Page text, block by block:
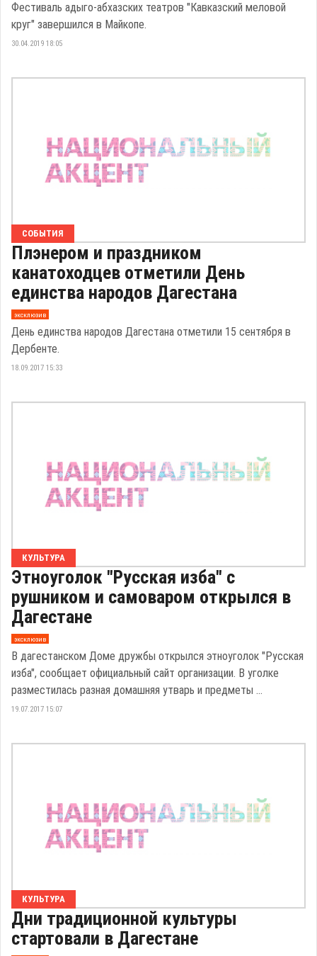
Фестиваль адыго-абхазских театров "Кавказский меловой
круг" завершился в Майкопе.
30.04.2019 18:05
СОБЫТИЯ
Плэнером и праздником
канатоходцев отметили День
единства народов Дагестана
эксклюзив
День единства народов Дагестана отметили 15 сентября в
Дербенте.
18.09.2017 15:33
КУЛЬТУРА
Этноуголок "Русская изба" с
рушником и самоваром открылся в
Дагестане
эксклюзив
В дагестанском Доме дружбы открылся этноуголок "Русская
изба", сообщает официальный сайт организации. В уголке
разместилась разная домашняя утварь и предметы ...
19.07.2017 15:07
КУЛЬТУРА
Дни традиционной культуры
стартовали в Дагестане